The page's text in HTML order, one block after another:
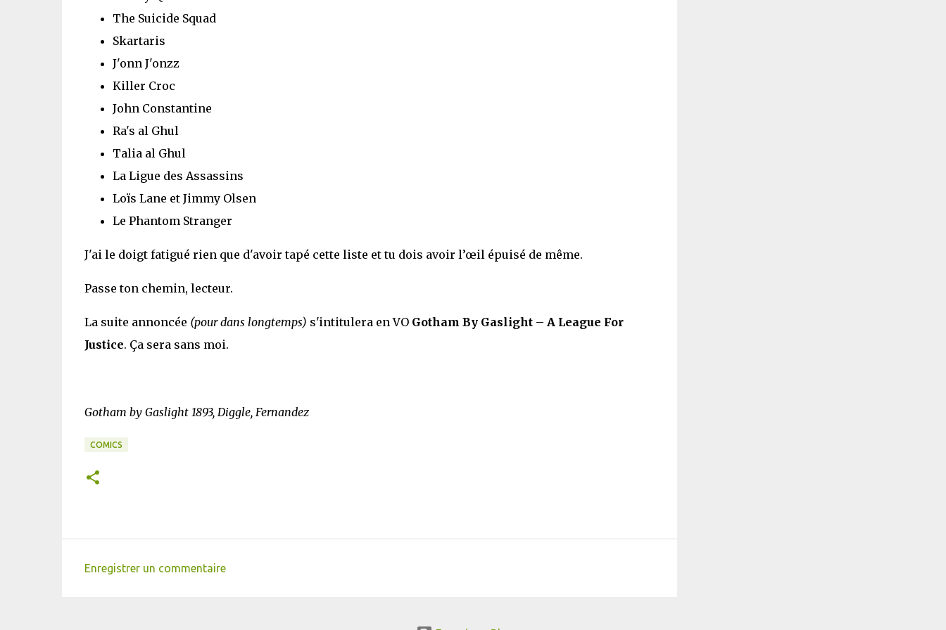
The Suicide Squad
Skartaris
J'onn J'onzz
Killer Croc
John Constantine
Ra's al Ghul
Talia al Ghul
La Ligue des Assassins
Loïs Lane et Jimmy Olsen
Le Phantom Stranger
J'ai le doigt fatigué rien que d'avoir tapé cette liste et tu dois avoir l’œil épuisé de même.
Passe ton chemin, lecteur.
La suite annoncée (pour dans longtemps) s'intitulera en VO Gotham By Gaslight – A League For
Justice. Ça sera sans moi.
Gotham by Gaslight 1893, Diggle, Fernandez
COMICS
Enregistrer un commentaire